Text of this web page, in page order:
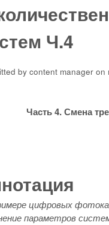
Ч.4
by content manager on
Часть 4. Смена
цифровых
параметров